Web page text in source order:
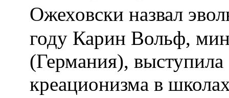
Ожеховски назвал
году Карин Вольф,
(Германия), выступила
креационизма в